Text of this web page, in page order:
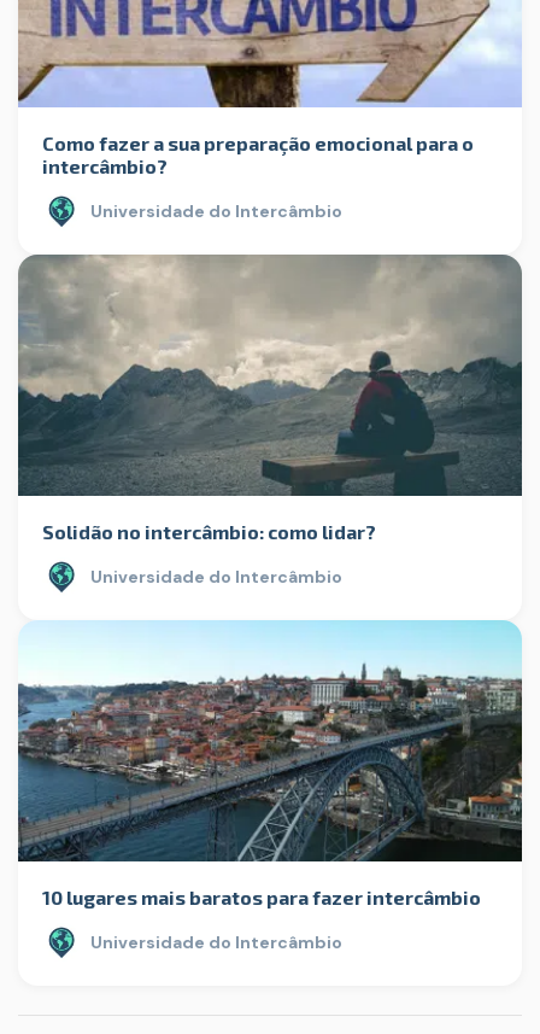
Como fazer a sua preparação emocional para o
intercâmbio?
Universidade do Intercâmbio
Solidão no intercâmbio: como lidar?
Universidade do Intercâmbio
10 lugares mais baratos para fazer intercâmbio
Universidade do Intercâmbio